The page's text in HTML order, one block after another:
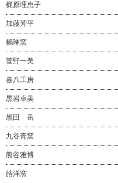
梶原理恵子
加藤芳平
鶴琳窯
菅野一美
喜八工房
黒岩卓美
黒田 岳
九谷青窯
熊谷雅博
皓洋窯